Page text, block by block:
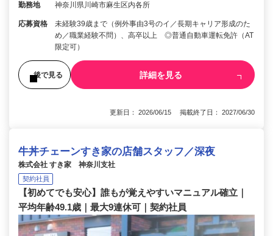
勤務地 神奈川県川崎市麻生区内各所
応募資格
未経験39歳まで（例外事由3号のイ／長期キャリア形成のた
め／職業経験不問）、高卒以上 ◎普通自動車運転免許（AT
限定可）
後で見る 詳細を見る
更新日： 2026/06/15 掲載終了日： 2027/06/30
牛丼チェーンすき家の店舗スタッフ／深夜
株式会社 すき家 神奈川支社
契約社員
【初めてでも安心】誰もが覚えやすいマニュアル確立｜
平均年齢49.1歳｜最大9連休可｜契約社員